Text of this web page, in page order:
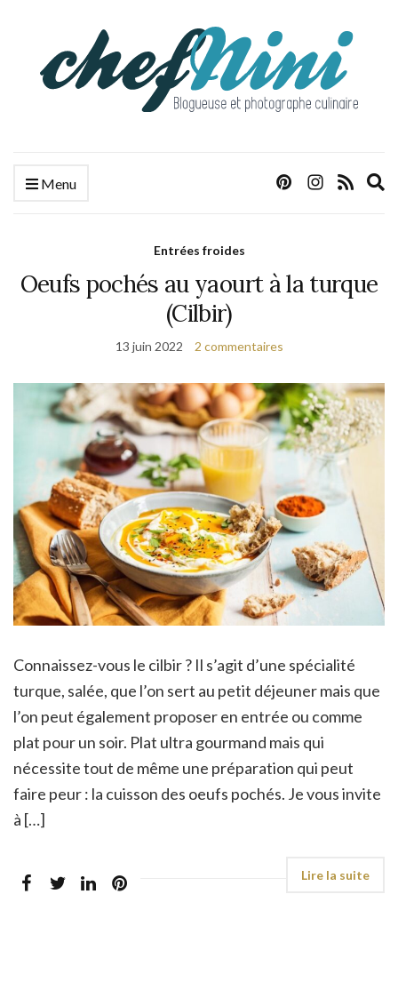
Menu
Entrées froides
Oeufs pochés au yaourt à la turque
(Cilbir)
13 juin 2022 2 commentaires
Connaissez-vous le cilbir ? Il s’agit d’une spécialité
turque, salée, que l’on sert au petit déjeuner mais que
l’on peut également proposer en entrée ou comme
plat pour un soir. Plat ultra gourmand mais qui
nécessite tout de même une préparation qui peut
faire peur : la cuisson des oeufs pochés. Je vous invite
à […]